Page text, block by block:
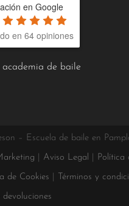
en Google
en 64 opiniones
academia de baile
– Escuela de baile en
Aviso Legal Política
de Cookies Términos y